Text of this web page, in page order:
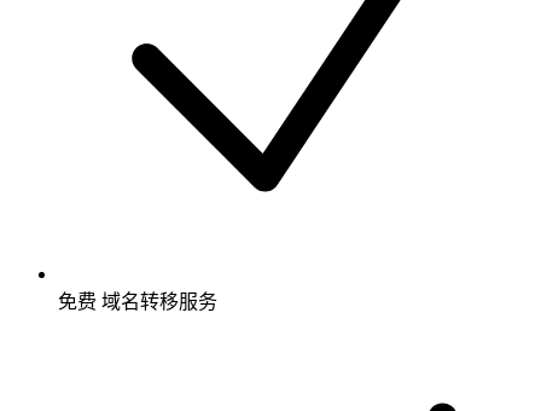
免费 域名转移服务